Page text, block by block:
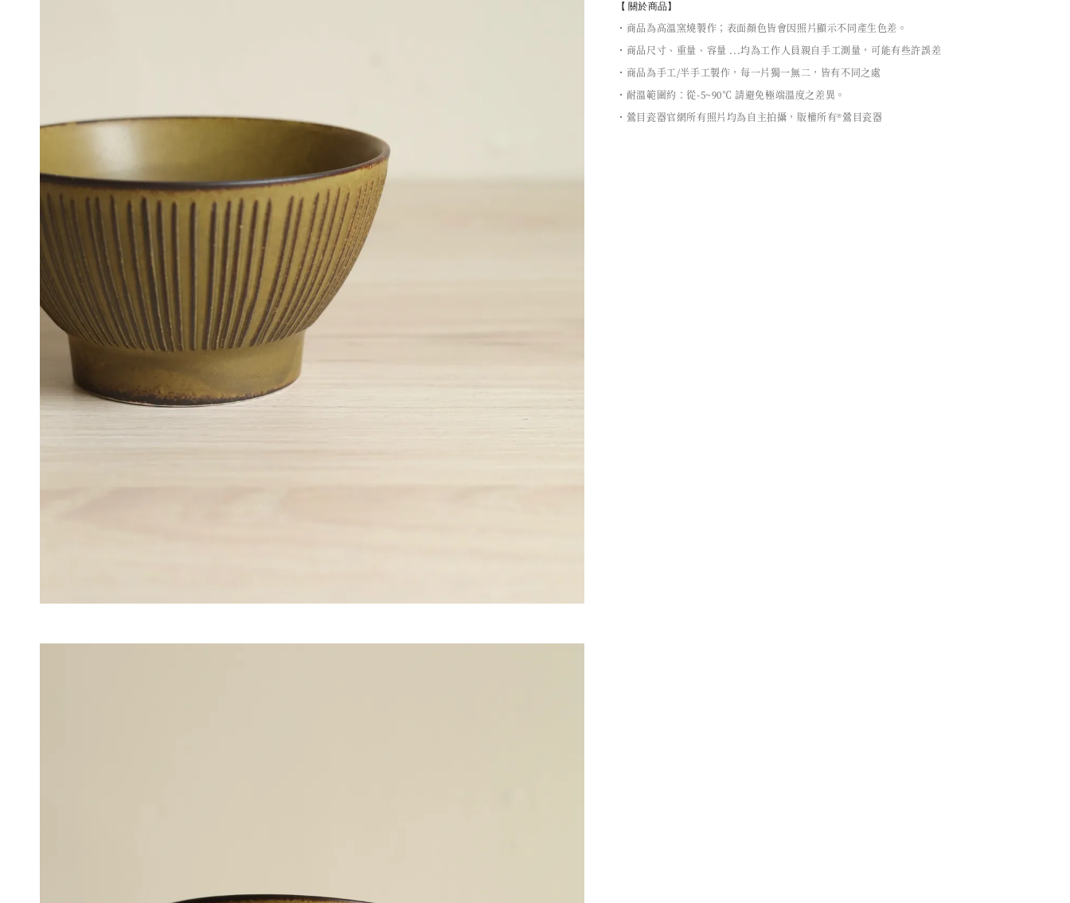
【 關於商品】
・商品為高溫窯燒製作；表面顏色皆會因照片顯示不同產生色差。
・商品尺寸、重量、容量 ...均為工作人員親自手工測量，可能有些許誤差
・商品為手工/半手工製作，每一片獨一無二，皆有不同之處
・耐溫範圍約：從-5~90℃ 請避免極端溫度之差異。
・鶯目瓷器官網所有照片均為自主拍攝，版權所有®鶯目瓷器